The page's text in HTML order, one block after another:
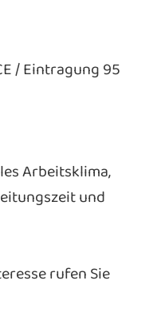
/ Eintragung 95
Arbeitsklima,
und
rufen Sie